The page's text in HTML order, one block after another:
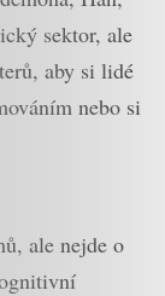
sektor, ale
aby si lidé
nebo si
ale nejde o